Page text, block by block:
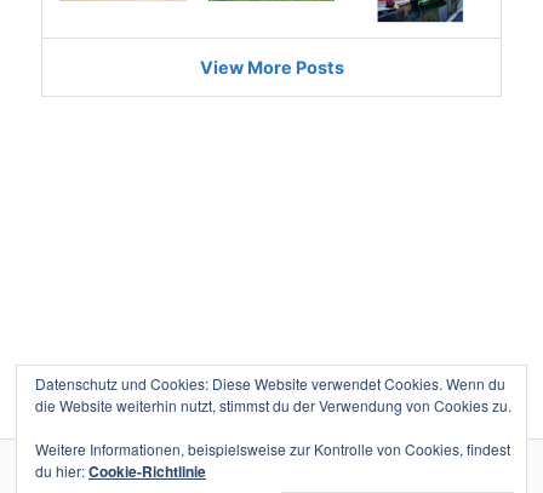
Datenschutz Stolz präsentiert von WordPress
Datenschutz und Cookies: Diese Website verwendet Cookies. Wenn du
die Website weiterhin nutzt, stimmst du der Verwendung von Cookies zu.
Weitere Informationen, beispielsweise zur Kontrolle von Cookies, findest
du hier:Cookie-Richtlinie